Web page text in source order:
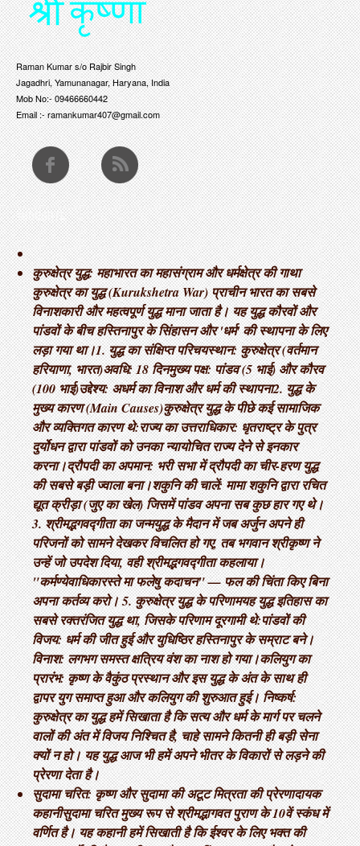
Raman Kumar s/o Rajbir Singh
Jagadhri, Yamunanagar, Haryana, India
Mob No:- 09466660442
Email :- ramankumar407@gmail.com
THOUGHTS
कुरुक्षेत्र युद्ध: महाभारत का महासंग्राम और धर्मक्षेत्र की गाथा ​
कुरुक्षेत्र का युद्ध (Kurukshetra War) प्राचीन भारत का सबसे
विनाशकारी और महत्वपूर्ण युद्ध माना जाता है। यह युद्ध कौरवों और
पांडवों के बीच हस्तिनापुर के सिंहासन और 'धर्म' की स्थापना के लिए
लड़ा गया था। ​1. युद्ध का संक्षिप्त परिचय ​स्थान: कुरुक्षेत्र (वर्तमान
हरियाणा, भारत) ​अवधि: 18 दिन ​मुख्य पक्ष: पांडव (5 भाई) और कौरव
(100 भाई) ​उद्देश्य: अधर्म का विनाश और धर्म की स्थापना ​2. युद्ध के
मुख्य कारण (Main Causes) ​कुरुक्षेत्र युद्ध के पीछे कई सामाजिक
और व्यक्तिगत कारण थे: ​राज्य का उत्तराधिकार: धृतराष्ट्र के पुत्र
दुर्योधन द्वारा पांडवों को उनका न्यायोचित राज्य देने से इनकार
करना। ​द्रौपदी का अपमान: भरी सभा में द्रौपदी का चीर-हरण युद्ध
की सबसे बड़ी ज्वाला बना। ​शकुनि की चालें: मामा शकुनि द्वारा रचित
द्यूत क्रीड़ा (जुए का खेल) जिसमें पांडव अपना सब कुछ हार गए थे। ​
3. श्रीमद्भगवद्गीता का जन्म ​युद्ध के मैदान में जब अर्जुन अपने ही
परिजनों को सामने देखकर विचलित हो गए, तब भगवान श्रीकृष्ण ने
उन्हें जो उपदेश दिया, वही श्रीमद्भगवद्गीता कहलाया। ​
"कर्मण्येवाधिकारस्ते मा फलेषु कदाचन" — फल की चिंता किए बिना
अपना कर्तव्य करो। 5. कुरुक्षेत्र युद्ध के परिणाम ​यह युद्ध इतिहास का
सबसे रक्तरंजित युद्ध था, जिसके परिणाम दूरगामी थे: ​पांडवों की
विजय: धर्म की जीत हुई और युधिष्ठिर हस्तिनापुर के सम्राट बने। ​
विनाश: लगभग समस्त क्षत्रिय वंश का नाश हो गया। ​कलियुग का
प्रारंभ: कृष्ण के वैकुंठ प्रस्थान और इस युद्ध के अंत के साथ ही
द्वापर युग समाप्त हुआ और कलियुग की शुरुआत हुई। निष्कर्ष:
कुरुक्षेत्र का युद्ध हमें सिखाता है कि सत्य और धर्म के मार्ग पर चलने
वालों की अंत में विजय निश्चित है, चाहे सामने कितनी ही बड़ी सेना
क्यों न हो। यह युद्ध आज भी हमें अपने भीतर के विकारों से लड़ने की
प्रेरणा देता है।
सुदामा चरित: कृष्ण और सुदामा की अटूट मित्रता की प्रेरणादायक
कहानी ​सुदामा चरित मुख्य रूप से श्रीमद्भागवत पुराण के 10वें स्कंध में
वर्णित है। यह कहानी हमें सिखाती है कि ईश्वर के लिए भक्त की